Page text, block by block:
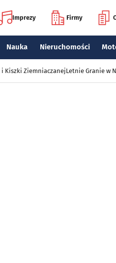
Imprezy Firmy
Nauka Nieruchomości
Kiszki ZiemniaczanejLetnie Granie w